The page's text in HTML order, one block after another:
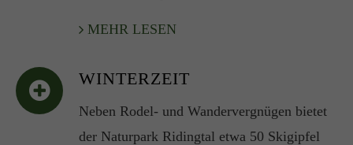
MEHR LESEN
WINTERZEIT
Neben Rodel- und Wandervergnügen bietet
der Naturpark Ridingtal etwa 50 Skigipfel